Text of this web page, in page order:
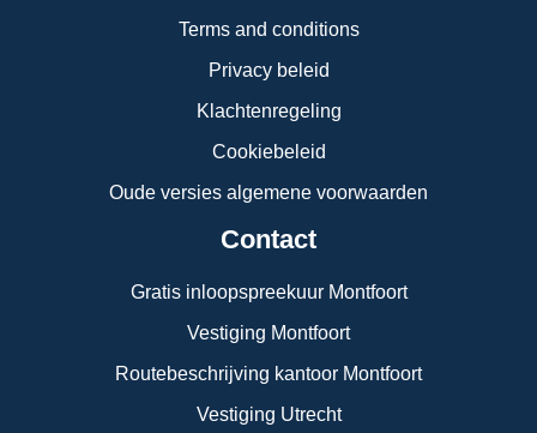
Terms and conditions
Privacy beleid
Klachtenregeling
Cookiebeleid
Oude versies algemene voorwaarden
Contact
Gratis inloopspreekuur Montfoort
Vestiging Montfoort
Routebeschrijving kantoor Montfoort
Vestiging Utrecht